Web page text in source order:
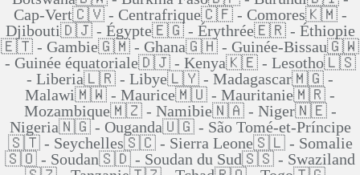
Cap-Vert🇨🇻 - Centrafrique🇨🇫 - Comores🇰🇲 -
Djibouti🇩🇯 - Égypte🇪🇬 - Érythrée🇪🇷 - Éthiopie
🇪🇹 - Gambie🇬🇲 - Ghana🇬🇭 - Guinée-Bissau🇬🇼
- Guinée équatoriale🇩🇯 - Kenya🇰🇪 - Lesotho🇱🇸
- Liberia🇱🇷 - Libye🇱🇾 - Madagascar🇲🇬 -
Malawi🇲🇼 - Maurice🇲🇺 - Mauritanie🇲🇷 -
Mozambique🇲🇿 - Namibie🇳🇦 - Niger🇳🇪 -
Nigeria🇳🇬 - Ouganda🇺🇬 - São Tomé-et-Príncipe
🇸🇹 - Seychelles🇸🇨 - Sierra Leone🇸🇱 - Somalie
🇸🇴 - Soudan🇸🇩 - Soudan du Sud🇸🇸 - Swaziland